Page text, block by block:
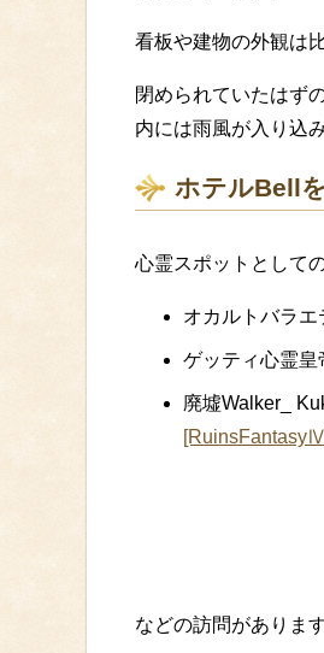
看板や建物の外観は
閉められていたはず
内には雨風が入り込
ホテルBell
心霊スポットとして
オカルトバラ
ゲッティ心霊
廃墟Walker_
などの訪問があります